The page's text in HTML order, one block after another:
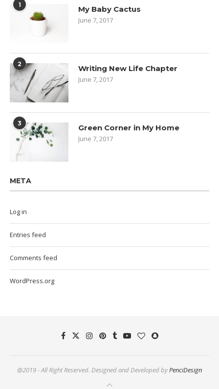
1 My Baby Cactus
June 7, 2017
2 Writing New Life Chapter
June 7, 2017
3 Green Corner in My Home
June 7, 2017
META
Log in
Entries feed
Comments feed
WordPress.org
@2019 - All Right Reserved. Designed and Developed byPenciDesign